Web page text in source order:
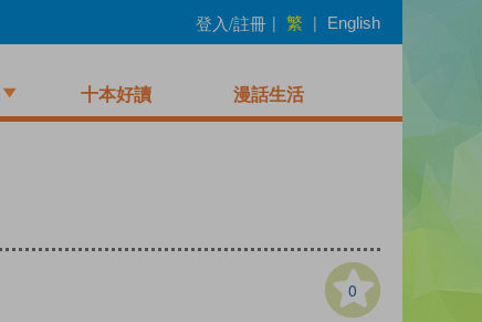
登入/註冊 | 繁 | English
十本好讀 漫話生活
0